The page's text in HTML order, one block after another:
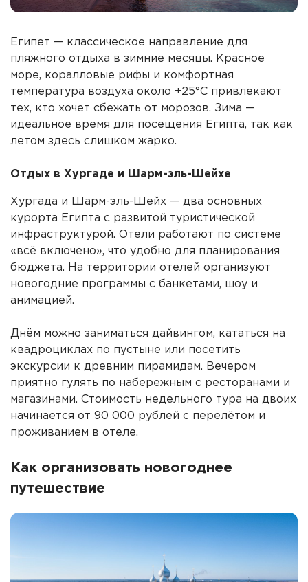
Египет — классическое направление для
пляжного отдыха в зимние месяцы. Красное
море, коралловые рифы и комфортная
температура воздуха около +25°C привлекают
тех, кто хочет сбежать от морозов. Зима —
идеальное время для посещения Египта, так как
летом здесь слишком жарко.
Отдых в Хургаде и Шарм-эль-Шейхе
Хургада и Шарм-эль-Шейх — два основных
курорта Египта с развитой туристической
инфраструктурой. Отели работают по системе
«всё включено», что удобно для планирования
бюджета. На территории отелей организуют
новогодние программы с банкетами, шоу и
анимацией.
Днём можно заниматься дайвингом, кататься на
квадроциклах по пустыне или посетить
экскурсии к древним пирамидам. Вечером
приятно гулять по набережным с ресторанами и
магазинами. Стоимость недельного тура на двоих
начинается от 90 000 рублей с перелётом и
проживанием в отеле.
Как организовать новогоднее
путешествие